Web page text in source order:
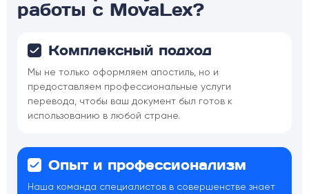
работы с MovaLex?
Комплексный подход
Мы не только оформляем апостиль, но и
предоставляем профессиональные услуги
перевода, чтобы ваш документ был готов к
использованию в любой стране.
Опыт и профессионализм
Наша команда специалистов в совершенстве знает